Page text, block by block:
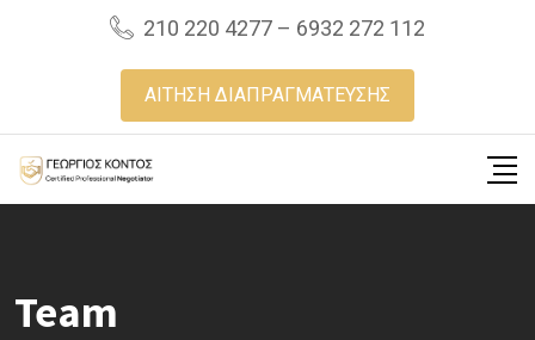
210 220 4277 – 6932 272 112
ΑΙΤΗΣΗ ΔΙΑΠΡΑΓΜΑΤΕΥΣΗΣ
Team